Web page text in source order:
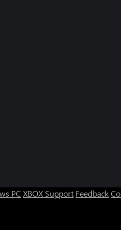
PC XBOX Support Feedback